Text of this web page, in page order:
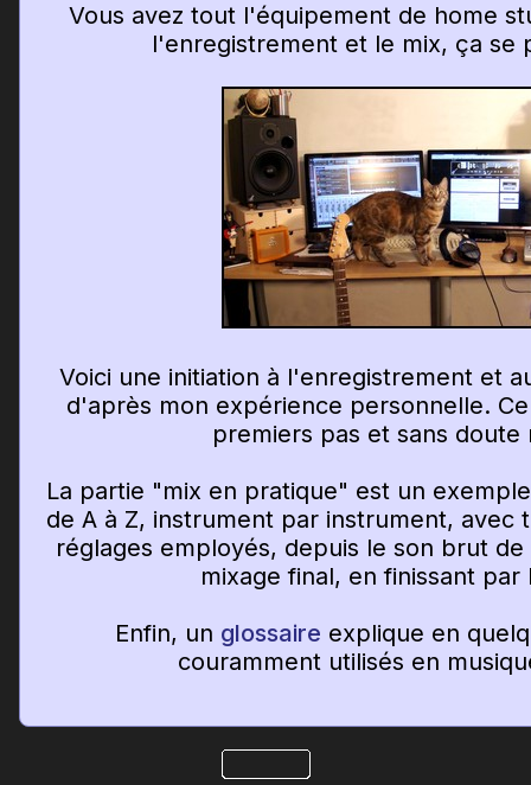
Vous avez tout l'équipement de home
l'enregistrement et le mix, ça se
Voici une initiation à l'enregistrement et
d'après mon expérience personnelle.
premiers pas et sans doute
La partie "mix en pratique" est un
de A à Z, instrument par instrument, avec
réglages employés, depuis le son brut
mixage final, en finissant par
Enfin, un glossaire explique en
couramment utilisés en